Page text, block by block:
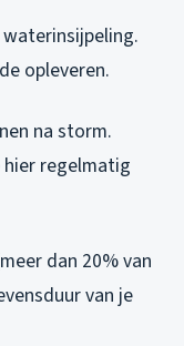
opleveren.
na storm.
regelmatig
dan 20% van
van je